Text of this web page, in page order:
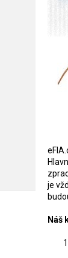
je
Náš